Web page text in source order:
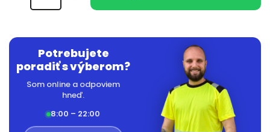
Potrebujete
poradiť s výberom?
Som online a odpoviem
hneď.
8:00 – 22:00